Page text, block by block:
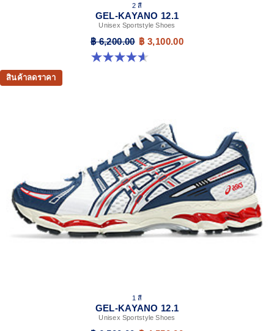
2 สี
GEL-KAYANO 12.1
Unisex Sportstyle Shoes
฿ 6,200.00 ฿ 3,100.00
4.6 จาก 5 ดาว 13 รีวิว
สินค้าลดราคา
1 สี
GEL-KAYANO 12.1
Unisex Sportstyle Shoes